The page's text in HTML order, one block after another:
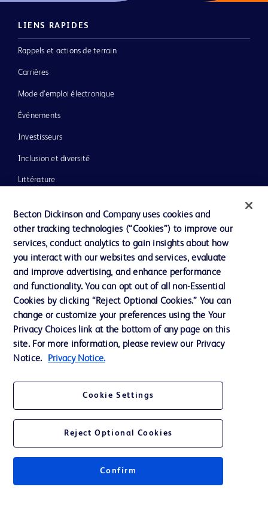
LIENS RAPIDES
Rappels et actions de terrain
Carrières
Mode d’emploi électronique
Événements
Investisseurs
Inclusion et diversité
Littérature
Notre entreprise
Éthique et conformité
Assistance
Nous contacter
Préférences en matière de cookies
Confidentialité
Accessibilité du site Web
© 2026 BD. Tous droits réservés. BD et le logo de BD sont des marques
Becton Dickinson and Company uses cookies and
other tracking technologies (“Cookies”) to improve our
services, conduct analytics to gain insights about how
you interact with our websites and services, evaluate
and improve advertising, and enhance performance
and functionality. You can opt out of all non-Essential
Cookies by clicking “Reject Optional Cookies.” You can
change or customize your preferences using the Your
Privacy Choices link at the bottom of any page on this
site. For more information, please review our Privacy
Notice.
Privacy Notice.
Cookie Settings
Reject Optional Cookies
Confirm